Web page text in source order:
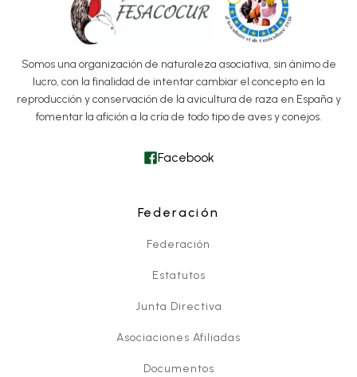
Somos una organización de naturaleza asociativa, sin ánimo de
lucro, con la finalidad de intentar cambiar el concepto en la
reproducción y conservación de la avicultura de raza en España y
fomentar la afición a la cría de todo tipo de aves y conejos.
Facebook
Federación
Federación
Estatutos
Junta Directiva
Asociaciones Afiliadas
Documentos